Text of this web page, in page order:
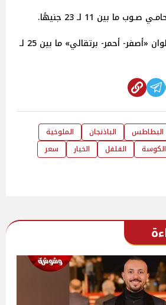
ما بين 11 لـ 23 جنيهًا.
ألوان «أصفر- أحمر- برتقالي» ما بين 25 لـ
البطاطس الباذنجان
الملوخية
الكوسة الفلفل الخيار
سعر